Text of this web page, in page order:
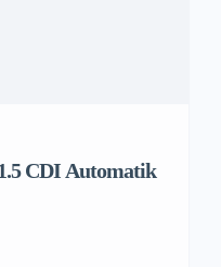
Mercedes-Benz A-classe 1.5 CDI Automatik